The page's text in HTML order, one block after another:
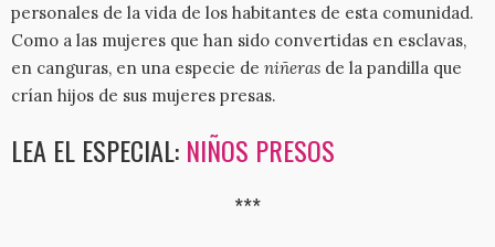
personales de la vida de los habitantes de esta comunidad.
Como a las mujeres que han sido convertidas en esclavas,
en canguras, en una especie de niñeras de la pandilla que
crían hijos de sus mujeres presas.
LEA EL ESPECIAL: NIÑOS PRESOS
***